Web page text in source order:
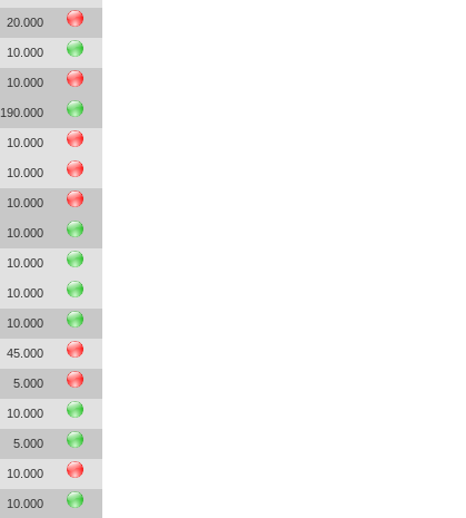
20.000
10.000
10.000
190.000
10.000
10.000
10.000
10.000
10.000
10.000
10.000
45.000
5.000
10.000
5.000
10.000
10.000